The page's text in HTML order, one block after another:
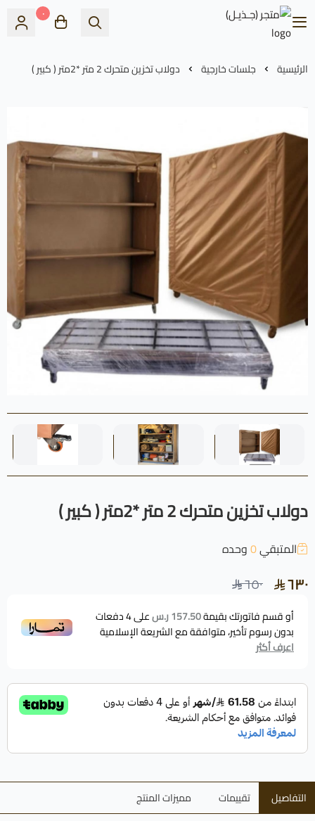
متجر (جـذيـل)
٠
الرئيسية جلسات خارجية دولاب تخزين متحرك 2 متر *2متر ( كبير )
دولاب تخزين متحرك 2 متر *2متر ( كبير )
المتبقي0وحده
٦٣٠ ٦٥٠
أو قسم فاتورتك بقيمة157.50 ر.س على4دفعات
بدون رسوم تأخير، متوافقة مع الشريعة الإسلامية
اعرف أكثر
التفاصيل تقييمات مميزات المنتج